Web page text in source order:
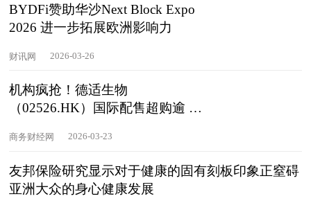
BYDFi赞助华沙Next Block Expo
2026 进一步拓展欧洲影响力
财讯网 2026-03-26
机构疯抢！德适生物
（02526.HK）国际配售超购逾 2
商务财经网 2026-03-23
友邦保险研究显示对于健康的固有刻板印象正窒碍
亚洲大众的身心健康发展